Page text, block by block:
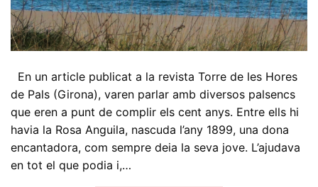
En un article publicat a la revista Torre de les Hores
de Pals (Girona), varen parlar amb diversos palsencs
que eren a punt de complir els cent anys. Entre ells hi
havia la Rosa Anguila, nascuda l’any 1899, una dona
encantadora, com sempre deia la seva jove. L’ajudava
en tot el que podia i,…